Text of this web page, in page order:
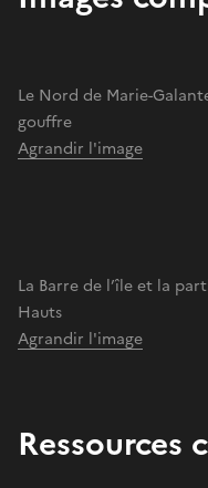
Le Nord de Marie-
gouffre
Agrandir l'image
La Barre de l’île et la
Hauts
Agrandir l'image
Ressources